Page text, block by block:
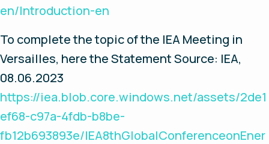
en/Introduction-en
To complete the topic of the IEA Meeting in
Versailles, here the Statement Source: IEA,
08.06.2023
https://iea.blob.core.windows.net/assets/2de1
ef68-c97a-4fdb-b8be-
fb12b693893e/IEA8thGlobalConferenceonEner